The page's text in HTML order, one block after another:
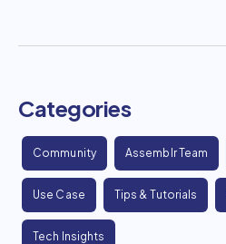
Categories
Community Assemblr Team
Use Case Tips & Tutorials
Tech Insights